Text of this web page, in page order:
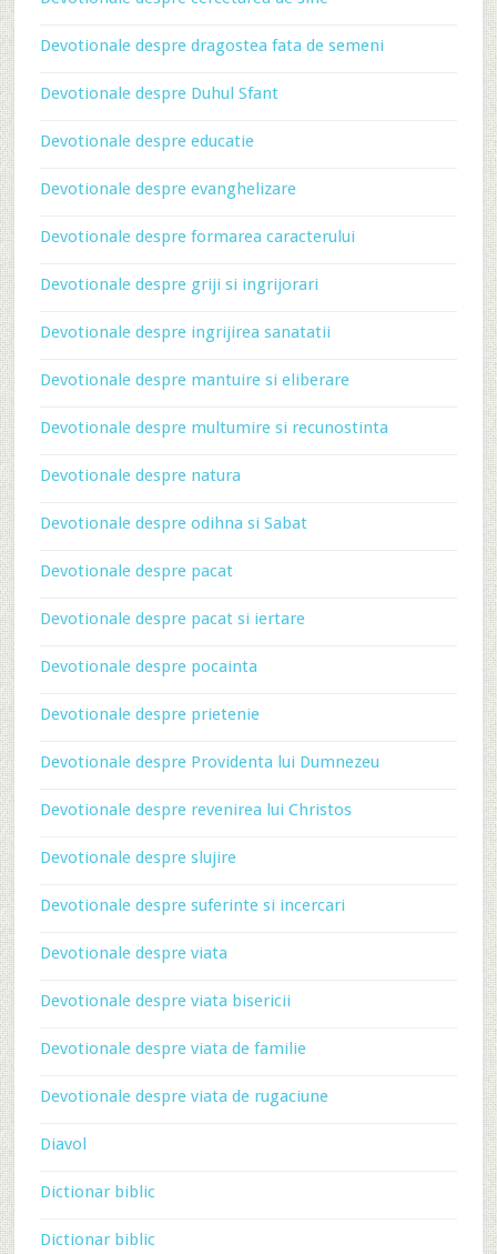
Devotionale despre dragostea fata de semeni
Devotionale despre Duhul Sfant
Devotionale despre educatie
Devotionale despre evanghelizare
Devotionale despre formarea caracterului
Devotionale despre griji si ingrijorari
Devotionale despre ingrijirea sanatatii
Devotionale despre mantuire si eliberare
Devotionale despre multumire si recunostinta
Devotionale despre natura
Devotionale despre odihna si Sabat
Devotionale despre pacat
Devotionale despre pacat si iertare
Devotionale despre pocainta
Devotionale despre prietenie
Devotionale despre Providenta lui Dumnezeu
Devotionale despre revenirea lui Christos
Devotionale despre slujire
Devotionale despre suferinte si incercari
Devotionale despre viata
Devotionale despre viata bisericii
Devotionale despre viata de familie
Devotionale despre viata de rugaciune
Diavol
Dictionar biblic
Dictionar biblic